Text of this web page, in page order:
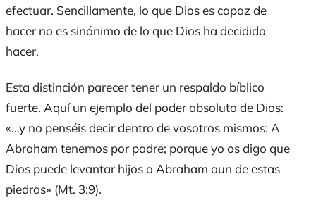
efectuar. Sencillamente, lo que Dios es capaz de
hacer no es sinónimo de lo que Dios ha decidido
hacer.
Esta distinción parecer tener un respaldo bíblico
fuerte. Aquí un ejemplo del poder absoluto de Dios:
«…y no penséis decir dentro de vosotros mismos: A
Abraham tenemos por padre; porque yo os digo que
Dios puede levantar hijos a Abraham aun de estas
piedras» (Mt. 3:9).